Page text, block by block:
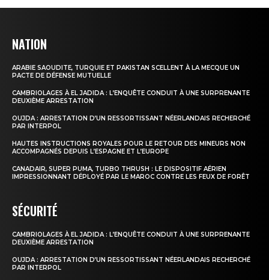
NATION
ARABIE SAOUDITE, TURQUIE ET PAKISTAN SCELLENT À LA MECQUE UN
PACTE DE DÉFENSE MUTUELLE
CAMBRIOLAGES À EL JADIDA : L’ENQUÊTE CONDUIT À UNE SURPRENANTE
DEUXIÈME ARRESTATION
OUJDA : ARRESTATION D’UN RESSORTISSANT NÉERLANDAIS RECHERCHÉ
PAR INTERPOL
HAUTES INSTRUCTIONS ROYALES POUR LE RETOUR DES MINEURS NON
ACCOMPAGNÉS DEPUIS L’ESPAGNE ET L’EUROPE
CANADAIR, SUPER PUMA, TURBO THRUSH : LE DISPOSITIF AÉRIEN
IMPRESSIONNANT DÉPLOYÉ PAR LE MAROC CONTRE LES FEUX DE FORÊT
SÉCURITÉ
CAMBRIOLAGES À EL JADIDA : L’ENQUÊTE CONDUIT À UNE SURPRENANTE
DEUXIÈME ARRESTATION
OUJDA : ARRESTATION D’UN RESSORTISSANT NÉERLANDAIS RECHERCHÉ
PAR INTERPOL